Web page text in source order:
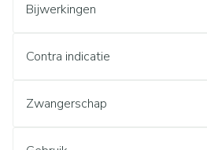
Bijwerkingen
Contra indicatie
Zwangerschap